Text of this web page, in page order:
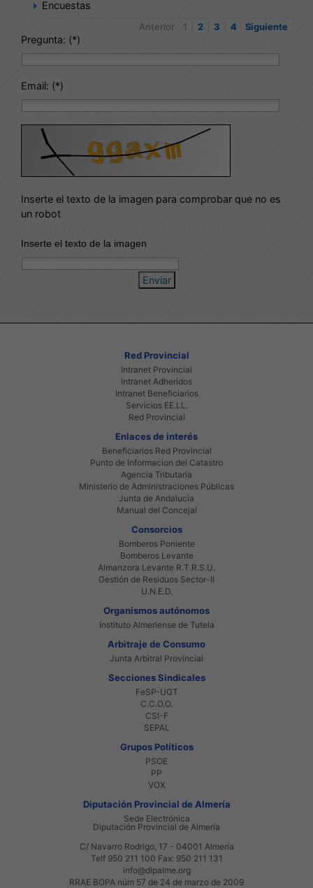
Encuestas
Anterior 1 2 3 4 Siguiente
Pregunta: (*)
Email: (*)
Inserte el texto de la imagen para comprobar que no es
un robot
Inserte el texto de la imagen
Enviar
Red Provincial
Intranet Provincial
Intranet Adheridos
Intranet Beneficiarios
Servicios EE.LL.
Red Provincial
Enlaces de interés
Beneficiarios Red Provincial
Punto de Informacion del Catastro
Agencia Tributaria
Ministerio de Administraciones Públicas
Junta de Andalucia
Manual del Concejal
Consorcios
Bomberos Poniente
Bomberos Levante
Almanzora Levante R.T.R.S.U.
Gestión de Residuos Sector-II
U.N.E.D.
Organismos autónomos
Instituto Almeriense de Tutela
Arbitraje de Consumo
Junta Arbitral Provincial
Secciones Sindicales
FeSP-UGT
C.C.O.O.
CSI-F
SEPAL
Grupos Políticos
PSOE
PP
VOX
Diputación Provincial de Almería
Sede Electrónica
Diputación Provincial de Almería
C/ Navarro Rodrigo, 17 - 04001 Almería
Telf 950 211 100 Fax: 950 211 131
info@dipalme.org
RRAE BOPA núm 57 de 24 de marzo de 2009